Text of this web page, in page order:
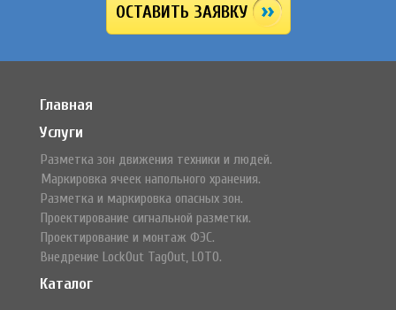
ОСТАВИТЬ ЗАЯВКУ
Главная
Услуги
Разметка зон движения техники и людей.
Маркировка ячеек напольного хранения.
Разметка и маркировка опасных зон.
Проектирование сигнальной разметки.
Проектирование и монтаж ФЭС.
Внедрение LockOut TagOut, LOTO.
Каталог